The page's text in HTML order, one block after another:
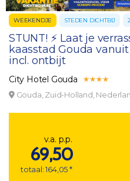
WEEKENDJE STEDEN DICHTBIJ
STUNT! ⚡ Laat je
kaasstad Gouda
incl. ontbijt
City Hotel Gouda
Gouda, Zuid-Holland,
v.a. p.p.
69,50
totaal: 164,05 *